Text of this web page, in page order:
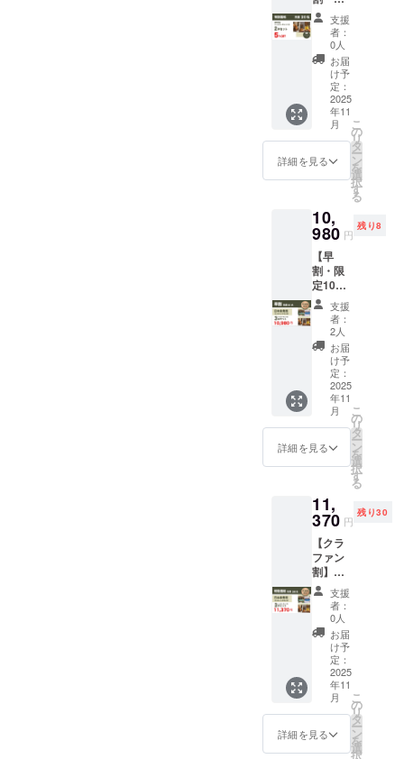
家庭で
も安心
です。
大切な
方への
プレゼ
ントに
もおす
すめで
す。
【セッ
ドル1個
（ベー
カリー
キャン
ドル3種
類から
香りは
自由に
選択）
・
Wildrac
eオリジ
ナルポ
スト
カード
は試し
てみた
にやさ
しい香
りっ
て？」
そんな
あなた
にぴっ
たり
の、
Wildrac
e入門
セット
です。
使い分
けた
り。
Wildrac
eの香り
の魅力
をもっ
と楽し
める2本
セット
です。
不使用
だか
ら、ギ
フトに
もぴっ
たり。
香りを
自由に
選べる
キャン
ドル2個
とポス
トカー
ドもお
付けし
ます。
【セッ
ドル2個
（ベー
カリー
キャン
ドル3種
類から
香りは
自由に
選択）
・
Wildrac
eオリジ
ナルポ
スト
カード
で贈り
たい」
定30
名】
Wild
race 2
本セッ
5％OFF
【支援
額】 ・
超早
割：
7,200円
（限定
※送料込
み 大切
な人と
シェア
した
り、気
分に合
わせて
香りを
使い分
けた
り。
Wildrac
eの香り
の魅力
をもっ
と楽し
合成香
料・有
害成分
不使用
だか
ら、ギ
フトに
もぴっ
たり。
香りを
自由に
選べる
キャン
ドル2個
に、ポ
スト
カード
支援
者：
0人
お届
け予
定：
2025
年11
月
詳細を見る
こ
の
リ
タ
ー
ン
を
選
択
す
る
10,
980 円
残り8
【早
割・限
定10
名】
Wild
race 2
本セッ
10％OF
F ＼日
本発売
未定の
ミニ
キャン
ドル付
き／ ベ
リー
キャン
ドルフ
ルセッ
ト 【支
援額】
・早
割：
10,980
円（限
定10
名） ※
送料込
Wildrac
eの人気
キャン
支援
者：
2人
お届
け予
定：
2025
年11
月
詳細を見る
こ
の
リ
タ
ー
ン
を
選
択
す
る
11,
370 円
残り30
【クラ
ファン
割】＼
日本発
売未定
のミニ
キャン
ドル付
き／ ベ
イカ
リー
キャン
ドルフ
ルセッ
ト 【支
支援
者：
0人
お届
け予
定：
2025
年11
月
詳細を見る
こ
の
リ
タ
ー
ン
を
選
択